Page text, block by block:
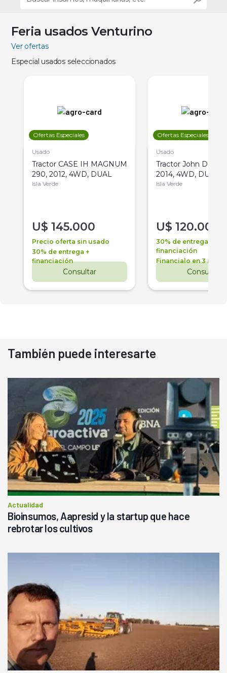
Feria usados Venturino
Ver ofertas
Especial usados seleccionados
Ofertas Especiales
Usado
Tractor CASE IH MAGNUM
290, 2012, 4WD, DUAL
Isla Verde
U$ 145.000
Precio oferta sin usado
30% de entrega +
financiación
Consultar
Ofertas Especiales
Usado
Tractor John Deere
2014, 4WD, DUAL
Isla Verde
U$ 120.000
30% de entrega +
financiación
Financialo en 3 años
Consultar
También puede interesarte
Actualidad
Bioinsumos, Aapresid y la startup que hace
rebrotar los cultivos